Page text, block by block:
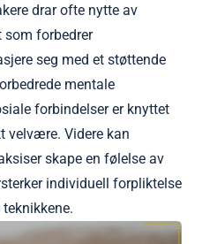
drar ofte nytte av
forbedrer
seg med et støttende
mentale
forbindelser er knyttet
velvære. Videre kan
skape en følelse av
individuell forpliktelse